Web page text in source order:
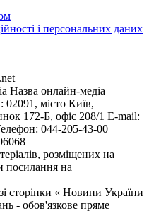
і персональних даних
Назва онлайн-медіа –
02091, місто Київ,
172-Б, офіс 208/1 E-mail:
044-205-43-00
розміщених на
посилання на
сторінки « Новини України
- обов'язкове пряме